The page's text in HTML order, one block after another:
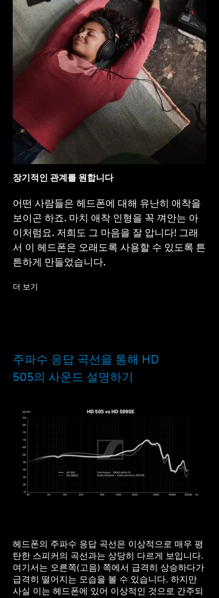
장기적인 관계를 원합니다
어떤 사람들은 헤드폰에 대해 유난히 애착을
보이곤 하죠. 마치 애착 인형을 꼭 껴안는 아
이처럼요. 저희도 그 마음을 잘 압니다! 그래
서 이 헤드폰은 오래도록 사용할 수 있도록 튼
튼하게 만들었습니다.
더 보기
주파수 응답 곡선을 통해 HD
505의 사운드 설명하기
헤드폰의 주파수 응답 곡선은 이상적으로 매우 평
탄한 스피커의 곡선과는 상당히 다르게 보입니다.
여기서는 오른쪽(고음) 쪽에서 급격히 상승하다가
급격히 떨어지는 모습을 볼 수 있습니다. 하지만
사실 이는 헤드폰에 있어 이상적인 것으로 간주되